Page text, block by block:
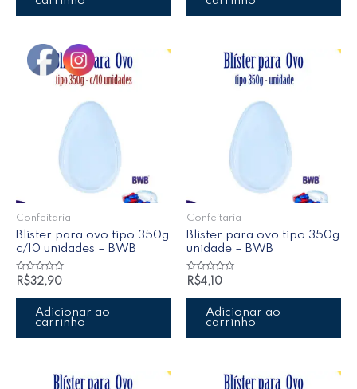
Confeitaria
Blister para ovo tipo 350g
c/10 unidades – BWB
Avaliação
de
R$32,90
Adicionar ao
carrinho
Confeitaria
Blister para ovo tipo 350g
unidade – BWB
Avaliação
de
R$4,10
Adicionar ao
carrinho